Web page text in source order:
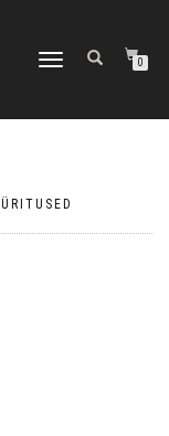
TOGGLE NAVIGATION0
ÜRITUSED